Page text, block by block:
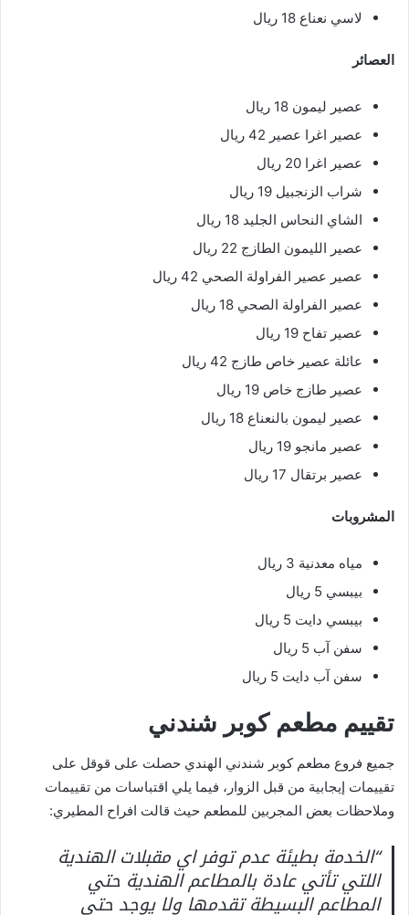
لاسي نعناع 18 ريال
العصائر
عصير ليمون 18 ريال
عصير اغرا عصير 42 ريال
عصير اغرا 20 ريال
شراب الزنجبيل 19 ريال
الشاي النحاس الجليد 18 ريال
عصير الليمون الطازج 22 ريال
عصير عصير الفراولة الصحي 42 ريال
عصير الفراولة الصحي 18 ريال
عصير تفاح 19 ريال
عائلة عصير خاص طازج 42 ريال
عصير طازج خاص 19 ريال
عصير ليمون بالنعناع 18 ريال
عصير مانجو 19 ريال
عصير برتقال 17 ريال
المشروبات
مياه معدنية 3 ريال
بيبسي 5 ريال
بيبسي دايت 5 ريال
سفن آب 5 ريال
سفن آب دايت 5 ريال
تقييم مطعم كوبر شندني
جميع فروع مطعم كوبر شندني الهندي حصلت على قوقل على
تقييمات إيجابية من قبل الزوار، فيما يلي اقتباسات من تقييمات
وملاحظات بعض المجربين للمطعم حيث قالت افراح المطيري:
“الخدمة بطيئة عدم توفر اي مقبلات الهندية
اللتي تأتي عادة بالمطاعم الهندية حتي
المطاعم البسيطة تقدمها ولا يوجد حتي